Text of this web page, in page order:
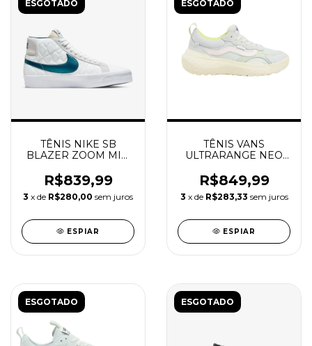
ESGOTADO
TÊNIS NIKE SB
BLAZER ZOOM MID
R$839,99
3 x de R$280,00 sem juros
ESPIAR
ESGOTADO
TÊNIS VANS
ULTRARANGE NEO
YELLOW/MULTI
R$849,99
3 x de R$283,33 sem juros
ESPIAR
ESGOTADO ESGOTADO